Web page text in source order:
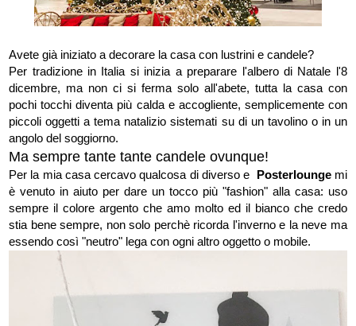
Avete già iniziato a decorare la casa con lustrini e candele?
Per tradizione in Italia si inizia a preparare l'albero di Natale l'8
dicembre, ma non ci si ferma solo all'abete, tutta la casa con
pochi tocchi diventa più calda e accogliente, semplicemente con
piccoli oggetti a tema natalizio sistemati su di un tavolino o in un
angolo del soggiorno.
Ma sempre tante tante candele ovunque!
Per la mia casa cercavo qualcosa di diverso e Posterloungemi
è venuto in aiuto per dare un tocco più "fashion" alla casa: uso
sempre il colore argento che amo molto ed il bianco che credo
stia bene sempre, non solo perchè ricorda l'inverno e la neve ma
essendo così "neutro" lega con ogni altro oggetto o mobile.